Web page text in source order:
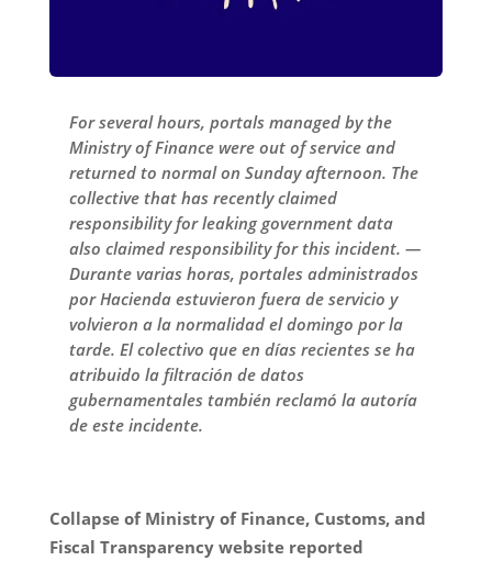
For several hours, portals managed by the
Ministry of Finance were out of service and
returned to normal on Sunday afternoon. The
collective that has recently claimed
responsibility for leaking government data
also claimed responsibility for this incident. —
Durante varias horas, portales administrados
por Hacienda estuvieron fuera de servicio y
volvieron a la normalidad el domingo por la
tarde. El colectivo que en días recientes se ha
atribuido la filtración de datos
gubernamentales también reclamó la autoría
de este incidente.
Collapse of Ministry of Finance, Customs, and
Fiscal Transparency website reported